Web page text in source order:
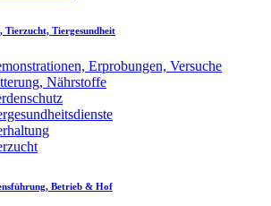
Tierzucht, Tiergesundheit
Erprobungen, Versuche
Nährstoffe
Betrieb & Hof